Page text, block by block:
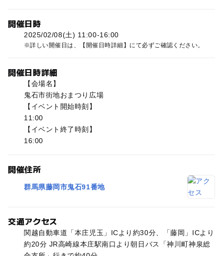
開催日時
2025/02/08(土) 11:00-16:00
詳しい開催日は、【開催日時詳細】にて必ずご確認ください。
開催日時詳細
【会場名】
鬼石市街地おまつり広場
【イベント開始時刻】
11:00
【イベント終了時刻】
16:00
開催住所
群馬県藤岡市鬼石91番地
交通アクセス
関越自動車道「本庄児玉」ICより約30分、「藤岡」ICより
約20分 JR高崎線本庄駅南口より朝日バス「神川町神泉総